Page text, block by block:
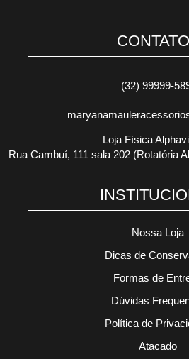
(32) 99999-
Loja Física
Rua Cambuí, 111 sala 202 (Rotatória
Nossa Loja
Dicas de
Formas de
Dúvidas
Política de
Atacado